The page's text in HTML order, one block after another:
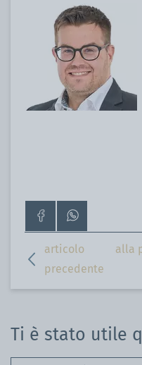
Vai
alla
Facebook
Contattaci
su
WhatsApp
articolo
precedente
alla
Ti è stato utile